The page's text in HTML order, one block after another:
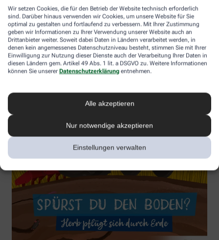
Wir setzen Cookies, die für den Betrieb der Website technisch erforderlich
sind. Darüber hinaus verwenden wir Cookies, um unsere Website für Sie
optimal zu gestalten und fortlaufend zu verbessern. Mit Ihrer Zustimmung
geben wir Informationen zu Ihrer Verwendung unserer Website auch an
Drittanbieter weiter. Soweit dabei Daten in Ländern verarbeitet werden, in
denen kein angemessenes Datenschutzniveau besteht, stimmen Sie mit Ihrer
Einwilligung zur Nutzung dieser Dienste auch der Verarbeitung Ihrer Daten in
diesen Ländern gem. Artikel 49 Abs. 1 lit. a DSGVO zu. Weitere Informationen
können Sie unserer Datenschutzerklärung entnehmen.
Alle akzeptieren
Nur notwendige akzeptieren
Einstellungen verwalten